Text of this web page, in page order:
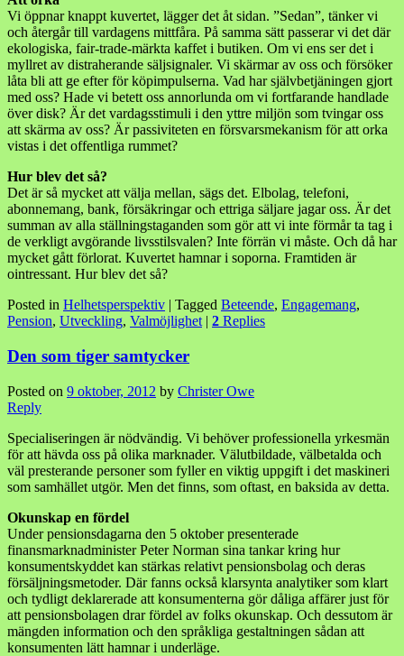
Vi öppnar knappt kuvertet, lägger det åt sidan. ”Sedan”, tänker vi
och återgår till vardagens mittfåra. På samma sätt passerar vi det där
ekologiska, fair-trade-märkta kaffet i butiken. Om vi ens ser det i
myllret av distraherande säljsignaler. Vi skärmar av oss och försöker
låta bli att ge efter för köpimpulserna. Vad har självbetjäningen gjort
med oss? Hade vi betett oss annorlunda om vi fortfarande handlade
över disk? Är det vardagsstimuli i den yttre miljön som tvingar oss
att skärma av oss? Är passiviteten en försvarsmekanism för att orka
vistas i det offentliga rummet?
Hur blev det så?
Det är så mycket att välja mellan, sägs det. Elbolag, telefoni,
abonnemang, bank, försäkringar och ettriga säljare jagar oss. Är det
summan av alla ställningstaganden som gör att vi inte förmår ta tag i
de verkligt avgörande livsstilsvalen? Inte förrän vi måste. Och då har
mycket gått förlorat. Kuvertet hamnar i soporna. Framtiden är
ointressant. Hur blev det så?
Posted in Helhetsperspektiv | Tagged Beteende, Engagemang,
Pension, Utveckling, Valmöjlighet | 2 Replies
Den som tiger samtycker
Posted on 9 oktober, 2012 by Christer Owe
Reply
Specialiseringen är nödvändig. Vi behöver professionella yrkesmän
för att hävda oss på olika marknader. Välutbildade, välbetalda och
väl presterande personer som fyller en viktig uppgift i det maskineri
som samhället utgör. Men det finns, som oftast, en baksida av detta.
Okunskap en fördel
Under pensionsdagarna den 5 oktober presenterade
finansmarknadminister Peter Norman sina tankar kring hur
konsumentskyddet kan stärkas relativt pensionsbolag och deras
försäljningsmetoder. Där fanns också klarsynta analytiker som klart
och tydligt deklarerade att konsumenterna gör dåliga affärer just för
att pensionsbolagen drar fördel av folks okunskap. Och dessutom är
mängden information och den språkliga gestaltningen sådan att
konsumenten lätt hamnar i underläge.